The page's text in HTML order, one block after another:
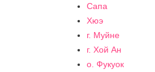
Сапа
Хюэ
г. Муйне
г. Хой Ан
о. Фукуок